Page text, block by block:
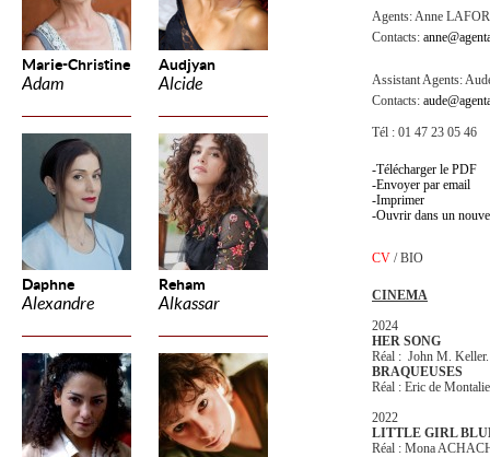
Marie-Christine
Adam
Audjyan
Alcide
Daphne
Alexandre
Reham
Alkassar
Agents:Anne
Contacts:
Assistant Agents:
Contacts:
Tél : 01 47 23 05 46
Télécharger le PDF
Envoyer par email
Imprimer
Ouvrir dans un
CV /BIO
CINEMA
2024
HER SONG
Réal : John M. Keller.
BRAQUEUSES
Réal : Eric de
2022
LITTLE GIRL
Réal : Mona